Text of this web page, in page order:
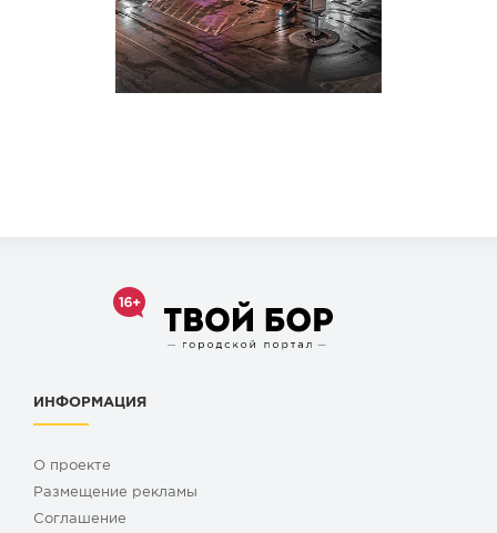
ИНФОРМАЦИЯ
О проекте
Размещение рекламы
Cоглашение